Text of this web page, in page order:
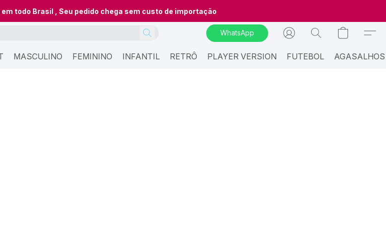
todo Brasil , Seu pedido chega sem custo de importação
WhatsApp
MASCULINO FEMININO INFANTIL RETRÔ PLAYER VERSION FUTEBOL AGASALHOS